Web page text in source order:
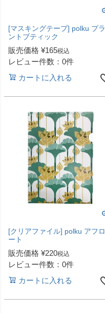
[マスキングテープ] polku プラ
ントブティック
販売価格 ¥165税込
レビュー件数：0件
カートに入れる
[クリアファイル] polku アフロ
ート
販売価格 ¥220税込
レビュー件数：0件
カートに入れる